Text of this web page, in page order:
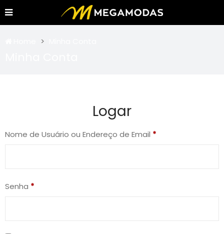
Logar
Nome de Usuário ou Endereço de Email *
Senha *